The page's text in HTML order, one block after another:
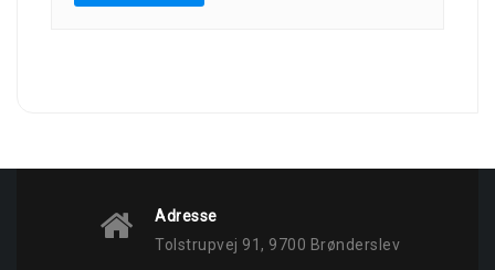
Adresse
Tolstrupvej 91, 9700 Brønderslev